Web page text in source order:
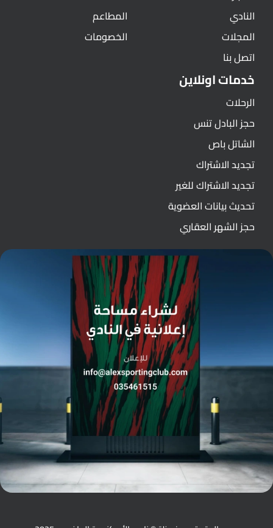
النادي
المجلات
اتصل بنا
المطاعم
الخصومات
خدمات اونلاين
الرحلات
حجز البادل تنس
الشاتل باص
تجديد الاشتراك
تجديد الاشتراك للغير
تحديث بيانات العضوية
حجز الشهر العقاري